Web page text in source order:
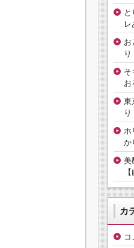
そ
東
ホ
か
美
カ
コ